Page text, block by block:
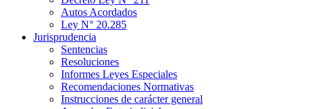
Autos Acordados
Ley N° 20.285
Jurisprudencia
Sentencias
Resoluciones
Informes Leyes Especiales
Recomendaciones Normativas
Instrucciones de carácter general